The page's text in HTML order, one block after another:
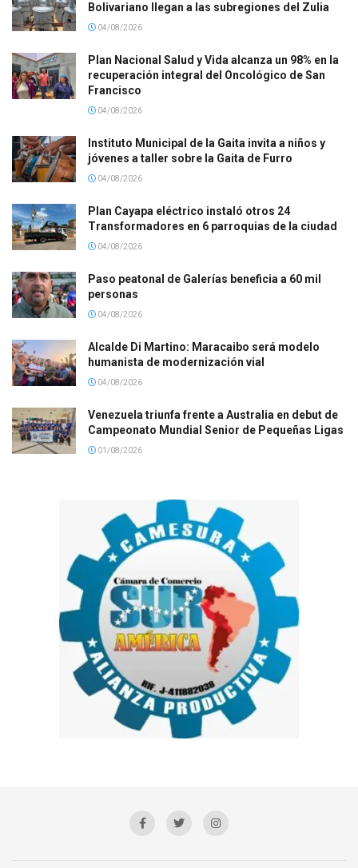
Bolivariano llegan a las subregiones del Zulia
04/08/2026
Plan Nacional Salud y Vida alcanza un 98% en la
recuperación integral del Oncológico de San
Francisco
04/08/2026
Instituto Municipal de la Gaita invita a niños y
jóvenes a taller sobre la Gaita de Furro
04/08/2026
Plan Cayapa eléctrico instaló otros 24
Transformadores en 6 parroquias de la ciudad
04/08/2026
Paso peatonal de Galerías beneficia a 60 mil
personas
04/08/2026
Alcalde Di Martino: Maracaibo será modelo
humanista de modernización vial
04/08/2026
Venezuela triunfa frente a Australia en debut de
Campeonato Mundial Senior de Pequeñas Ligas
01/08/2026